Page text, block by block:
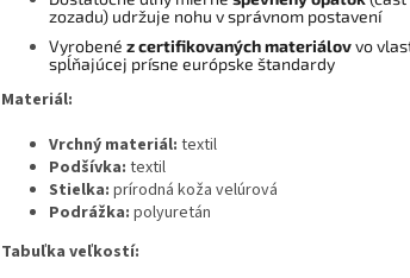
zozadu) udržuje nohu v správnom postavení
Vyrobené z certifikovaných materiálovvo
spĺňajúcej prísne európske štandardy
Materiál:
Vrchný materiál: textil
Podšívka: textil
Stielka: prírodná koža velúrová
Podrážka: polyuretán
Tabuľka veľkostí: